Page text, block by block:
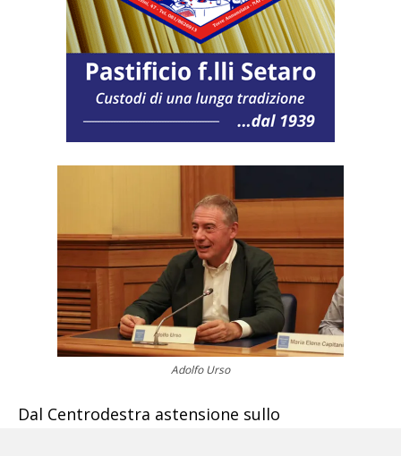
Adolfo Urso
Dal Centrodestra astensione sullo